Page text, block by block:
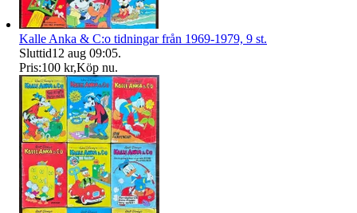
Kalle Anka & C:o tidningar från 1969-1979, 9 st.
Sluttid12 aug 09:05.
Pris:100 kr,Köp nu.